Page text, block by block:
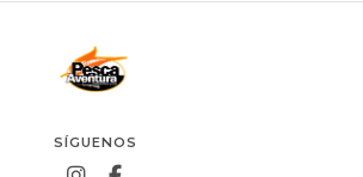
SÍGUENOS